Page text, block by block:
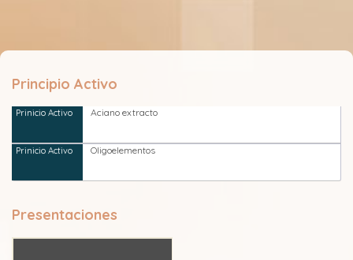
Principio Activo
Aciano extracto
Oligoelementos
Presentaciones